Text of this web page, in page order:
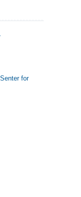
Senter for